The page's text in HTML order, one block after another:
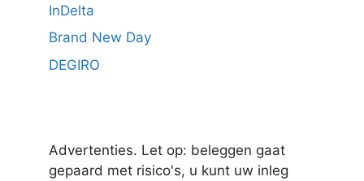
InDelta
Brand New Day
DEGIRO
Advertenties. Let op: beleggen gaat
gepaard met risico's, u kunt uw inleg